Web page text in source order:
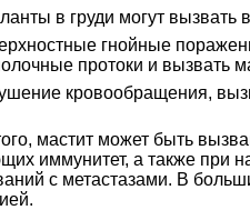
в груди могут вызвать
гнойные
протоки и вызвать
кровообращения,
мастит может быть
иммунитет, а также при
с метастазами. В